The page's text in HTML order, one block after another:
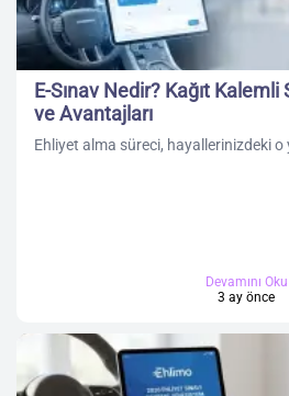
E-Sınav Nedir? Kağıt Kalemli
ve Avantajları
Ehliyet alma süreci, hayallerinizdeki o
Devamını Oku
3 ay önce